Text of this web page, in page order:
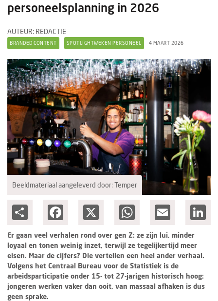
Ondernemen
Nieuwe lunchrooms
Columns
Groots ondernemen
personeelsplanning in 2026
AUTEUR: REDACTIE
BRANDED CONTENT SPOTLIGHTWEKEN PERSONEEL 4 MAART 2026
Beeldmateriaal aangeleverd door: Temper
Facebook WhatsAppEmail
Er gaan veel verhalen rond over gen Z: ze zijn lui, minder
loyaal en tonen weinig inzet, terwijl ze tegelijkertijd meer
eisen. Maar de cijfers? Die vertellen een heel ander verhaal.
Volgens het Centraal Bureau voor de Statistiek is de
arbeidsparticipatie onder 15- tot 27-jarigen historisch hoog:
jongeren werken vaker dan ooit, van massaal afhaken is dus
geen sprake.